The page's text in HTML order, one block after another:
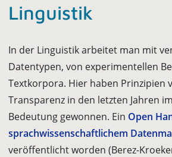
Linguistik
In der Linguistik arbeitet man mit
Datentypen, von experimentellen
Textkorpora. Hier haben Prinzipien
Transparenz in den letzten Jahren
Bedeutung gewonnen. Ein Open
sprachwissenschaftlichem
veröffentlicht worden (Berez-